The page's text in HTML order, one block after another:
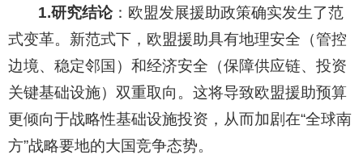
1.研究结论：欧盟发展援助政策确实发生了范
式变革。新范式下，欧盟援助具有地理安全（管控
边境、稳定邻国）和经济安全（保障供应链、投资
关键基础设施）双重取向。这将导致欧盟援助预算
更倾向于战略性基础设施投资，从而加剧在“全球南
方”战略要地的大国竞争态势。